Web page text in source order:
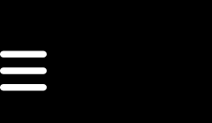
ORDRE DES
ARCHITECTES